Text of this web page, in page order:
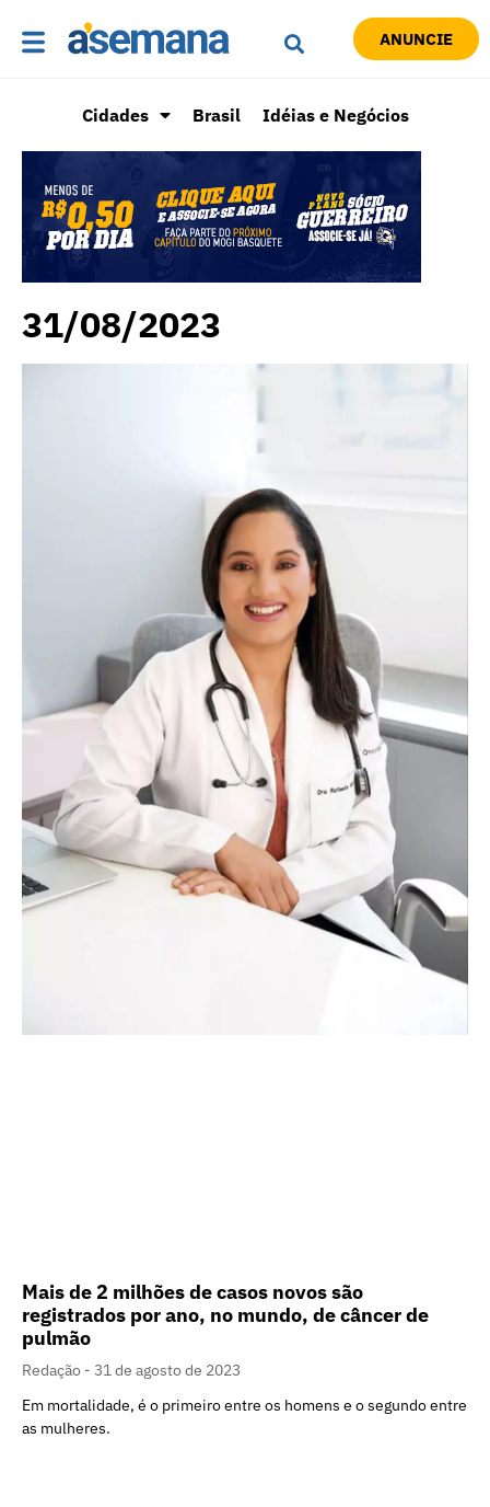
ANUNCIE
Cidades Brasil Idéias e Negócios
31/08/2023
Mais de 2 milhões de casos novos são
registrados por ano, no mundo, de câncer de
pulmão
Redação
31 de agosto de 2023
Em mortalidade, é o primeiro entre os homens e o segundo entre
as mulheres.